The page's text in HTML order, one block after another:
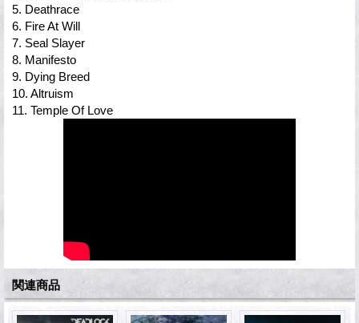
5. Deathrace
6. Fire At Will
7. Seal Slayer
8. Manifesto
9. Dying Breed
10. Altruism
11. Temple Of Love
関連商品